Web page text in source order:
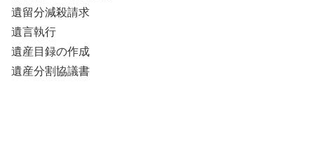
遺留分減殺請求
遺言執行
遺産目録の作成
遺産分割協議書